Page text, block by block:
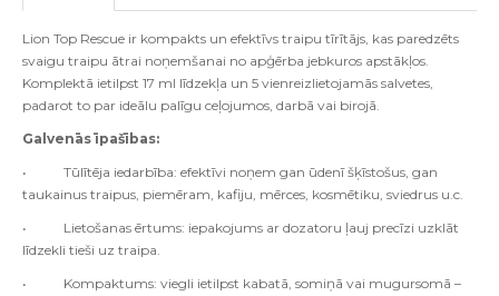
Lion Top Rescue ir kompakts un efektīvs traipu tīrītājs, kas paredzēts
svaigu traipu ātrai noņemšanai no apģērba jebkuros apstākļos.
Komplektā ietilpst 17 ml līdzekļa un 5 vienreizlietojamās salvetes,
padarot to par ideālu palīgu ceļojumos, darbā vai birojā.
Galvenās īpašības:
• Tūlītēja iedarbība: efektīvi noņem gan ūdenī šķīstošus, gan
taukainus traipus, piemēram, kafiju, mērces, kosmētiku, sviedrus u.c.
• Lietošanas ērtums: iepakojums ar dozatoru ļauj precīzi uzklāt
līdzekli tieši uz traipa.
• Kompaktums: viegli ietilpst kabatā, somiņā vai mugursomā –